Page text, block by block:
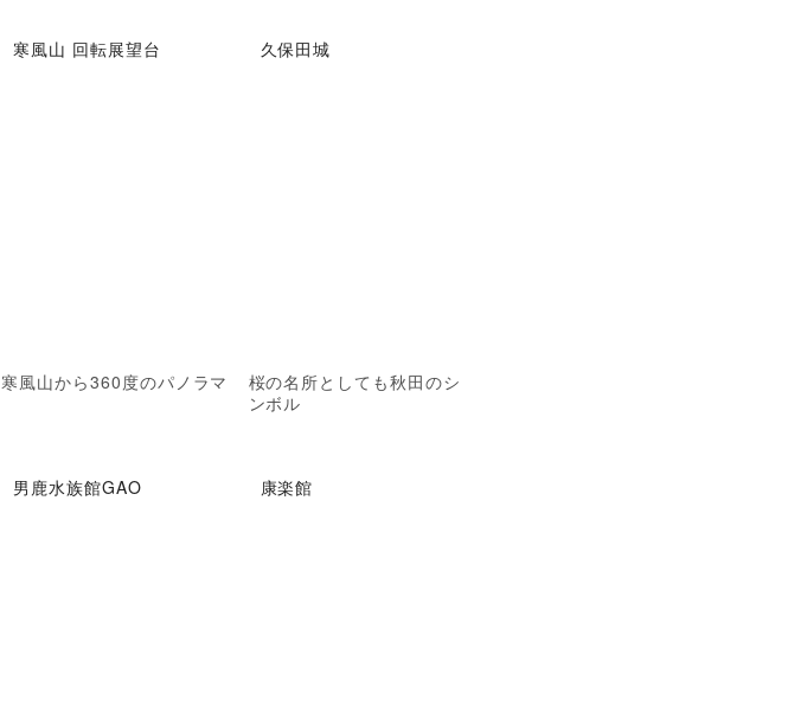
寒風山 回転展望台
寒風山から360度のパノラマ
久保田城
桜の名所としても秋田のシ
ンボル
男鹿水族館GAO 康楽館